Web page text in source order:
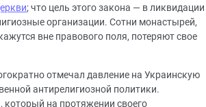
; что цель этого закона — в ликвидации
организации. Сотни монастырей,
вне правового поля, потеряют свое
отмечал давление на Украинскую
антирелигиозной политики.
который на протяжении своего